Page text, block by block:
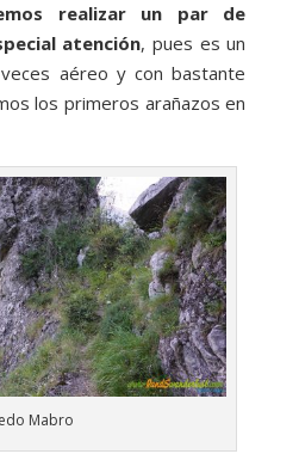
realizar un par de
atención, pues es un
aéreo y con bastante
los primeros arañazos en
Mabro